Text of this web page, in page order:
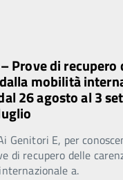
Prove di recupero
mobilità
26 agosto al 3
Genitori E, per
di recupero delle
a.